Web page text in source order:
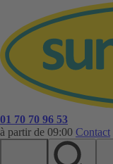
01 70 70 96 53
à partir de 09:00 Contact